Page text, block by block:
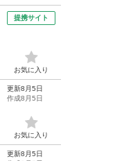
提携サイト
お気に入り
更新8月5日
作成8月5日
お気に入り
更新8月5日